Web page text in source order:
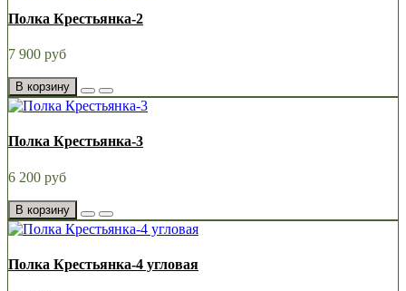
Полка Крестьянка-2
7 900 руб
В корзину
Полка Крестьянка-3
6 200 руб
В корзину
Полка Крестьянка-4 угловая